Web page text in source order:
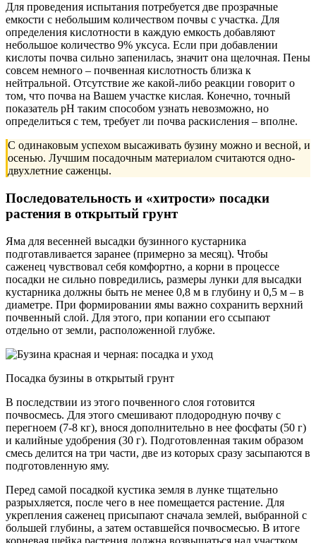
Для проведения испытания потребуется две прозрачные
емкости с небольшим количеством почвы с участка. Для
определения кислотности в каждую емкость добавляют
небольшое количество 9% уксуса. Если при добавлении
кислоты почва сильно запенилась, значит она щелочная. Пены
совсем немного – почвенная кислотность близка к
нейтральной. Отсутствие же какой-либо реакции говорит о
том, что почва на Вашем участке кислая. Конечно, точный
показатель рН таким способом узнать невозможно, но
определиться с тем, требует ли почва раскисления – вполне.
С одинаковым успехом высаживать бузину можно и весной, и
осенью. Лучшим посадочным материалом считаются одно-
двухлетние саженцы.
Последовательность и «хитрости» посадки
растения в открытый грунт
Яма для весенней высадки бузинного кустарника
подготавливается заранее (примерно за месяц). Чтобы
саженец чувствовал себя комфортно, а корни в процессе
посадки не сильно повредились, размеры лунки для высадки
кустарника должны быть не менее 0,8 м в глубину и 0,5 м – в
диаметре. При формировании ямы важно сохранить верхний
почвенный слой. Для этого, при копании его ссыпают
отдельно от земли, расположенной глубже.
Посадка бузины в открытый грунт
В последствии из этого почвенного слоя готовится
почвосмесь. Для этого смешивают плодородную почву с
перегноем (7-8 кг), внося дополнительно в нее фосфаты (50 г)
и калийные удобрения (30 г). Подготовленная таким образом
смесь делится на три части, две из которых сразу засыпаются в
подготовленную яму.
Перед самой посадкой кустика земля в лунке тщательно
разрыхляется, после чего в нее помещается растение. Для
укрепления саженец присыпают сначала землей, выбранной с
большей глубины, а затем оставшейся почвосмесью. В итоге
корневая шейка растения должна возвышаться над участком